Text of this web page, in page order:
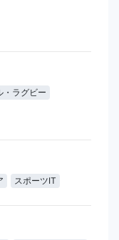
・ラグビー
スポーツIT